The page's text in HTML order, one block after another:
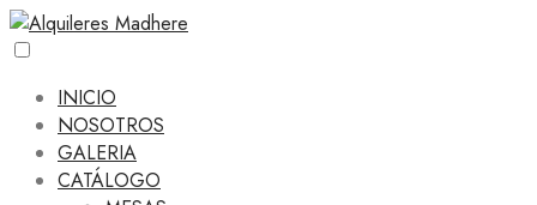
INICIO
NOSOTROS
GALERIA
CATÁLOGO